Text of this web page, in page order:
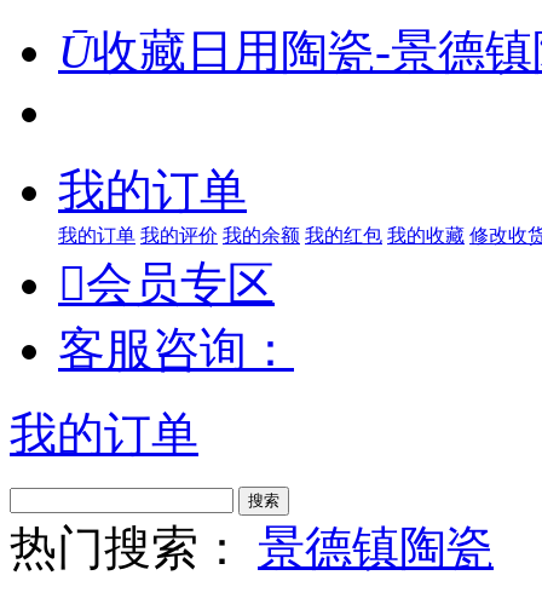
Ū收藏日用陶瓷-景德
我的订单
我的订单 我的评价 我的余额 我的红包 我的收藏 修改收
会员专区
客服咨询：
我的订单
搜索
热门搜索：
景德镇陶瓷